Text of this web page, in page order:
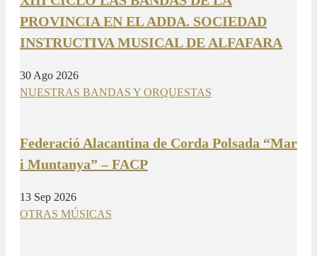
PROVINCIA EN EL ADDA. SOCIEDAD
INSTRUCTIVA MUSICAL DE ALFAFARA
30 Ago 2026
NUESTRAS BANDAS Y ORQUESTAS
Federació Alacantina de Corda Polsada “Mar
i Muntanya” – FACP
13 Sep 2026
OTRAS MÚSICAS